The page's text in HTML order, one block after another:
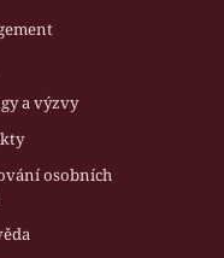
a výzvy
osobních